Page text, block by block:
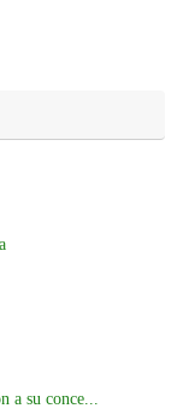
a su conce...